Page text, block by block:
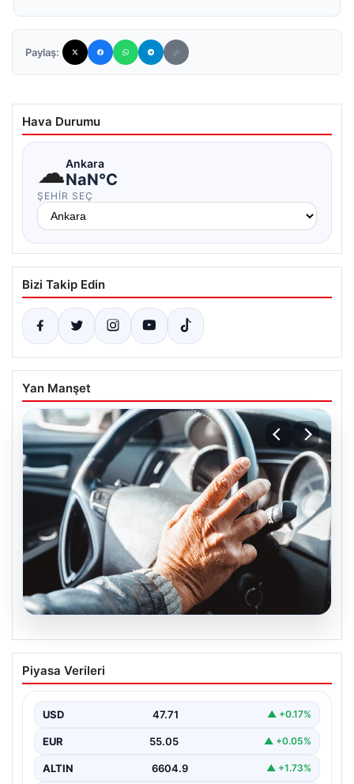
Paylaş:
Hava Durumu
☁Ankara
NaN°C
ŞEHIR SEÇ
Bizi Takip Edin
Yan Manşet
Emekliye ÖTV’siz araç verilecek mi,
yasa çıkacak mı? Milyonlarca emekli
Piyasa Verileri
USD 47.71 ▲ +0.17%
EUR 55.05 ▲ +0.05%
ALTIN 6604.9 ▲ +1.73%